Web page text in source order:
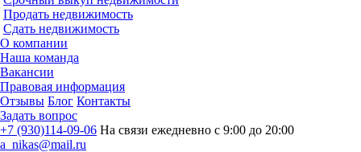
Продать недвижимость
Сдать недвижимость
О компании
Наша команда
Вакансии
Правовая информация
Отзывы Блог Контакты
Задать вопрос
+7 (930)114-09-06 На связи ежедневно с 9:00 до 20:00
a_nikas@mail.ru